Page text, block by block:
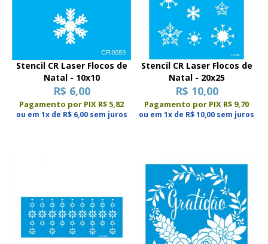
Stencil CR Laser Flocos de
Natal - 10x10
R$ 6,00
Pagamento por PIX R$ 5,82
ou em 1x de R$ 6,00 sem juros
Stencil CR Laser Flocos de
Natal - 20x25
R$ 10,00
Pagamento por PIX R$ 9,70
ou em 1x de R$ 10,00 sem juros